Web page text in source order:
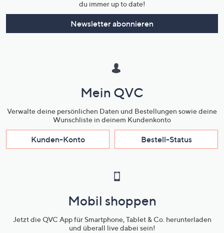
du immer up to date!
Newsletter abonnieren
Mein QVC
Verwalte deine persönlichen Daten und Bestellungen sowie deine
Wunschliste in deinem Kundenkonto
Kunden-Konto Bestell-Status
Mobil shoppen
Jetzt die QVC App für Smartphone, Tablet & Co. herunterladen
und überall live dabei sein!